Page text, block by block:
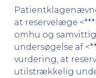
at reservelæge
omhu og
undersøgelse af
vurdering, at
utilstrækkelig